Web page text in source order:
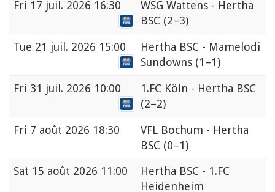
Fri 17 juil. 2026 16:30
WSG Wattens - Hertha
BSC (2–3)
Tue 21 juil. 2026 15:00
Hertha BSC - Mamelodi
Sundowns (1–1)
Fri 31 juil. 2026 10:00
1.FC Köln - Hertha BSC
(2–2)
Fri 7 août 2026 18:30
VFL Bochum - Hertha
BSC (0–1)
Sat 15 août 2026 11:00
Hertha BSC - 1.FC
Heidenheim